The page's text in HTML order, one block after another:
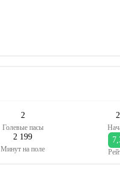
2
Голевые пасы
2 199
Минут на поле